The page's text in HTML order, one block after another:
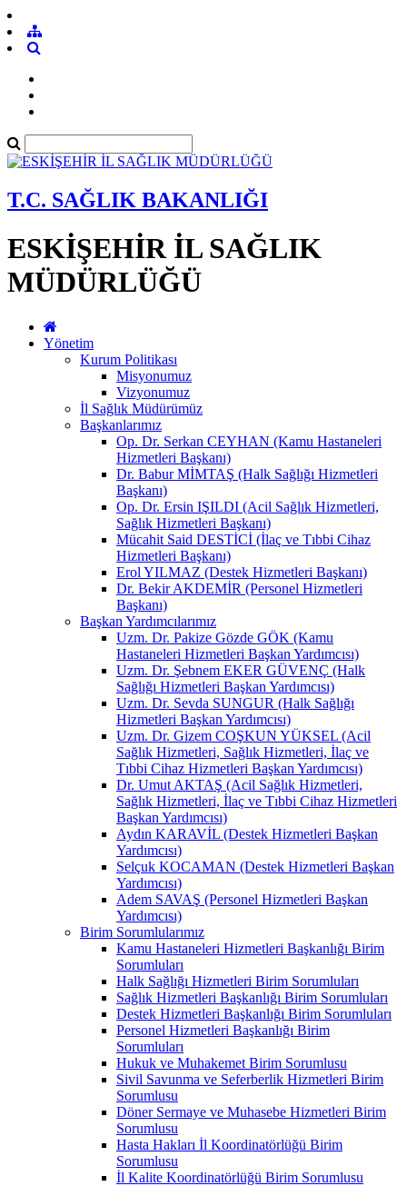
T.C. SAĞLIK BAKANLIĞI
ESKİŞEHİR İL SAĞLIK
MÜDÜRLÜĞÜ
Yönetim
Kurum Politikası
Misyonumuz
Vizyonumuz
İl Sağlık Müdürümüz
Başkanlarımız
Op. Dr. Serkan CEYHAN (Kamu Hastaneleri
Hizmetleri Başkanı)
Dr. Babur MİMTAŞ (Halk Sağlığı Hizmetleri
Başkanı)
Op. Dr. Ersin IŞILDI (Acil Sağlık Hizmetleri,
Sağlık Hizmetleri Başkanı)
Mücahit Said DESTİCİ (İlaç ve Tıbbi Cihaz
Hizmetleri Başkanı)
Erol YILMAZ (Destek Hizmetleri Başkanı)
Dr. Bekir AKDEMİR (Personel Hizmetleri
Başkanı)
Başkan Yardımcılarımız
Uzm. Dr. Pakize Gözde GÖK (Kamu
Hastaneleri Hizmetleri Başkan Yardımcısı)
Uzm. Dr. Şebnem EKER GÜVENÇ (Halk
Sağlığı Hizmetleri Başkan Yardımcısı)
Uzm. Dr. Sevda SUNGUR (Halk Sağlığı
Hizmetleri Başkan Yardımcısı)
Uzm. Dr. Gizem COŞKUN YÜKSEL (Acil
Sağlık Hizmetleri, Sağlık Hizmetleri, İlaç ve
Tıbbi Cihaz Hizmetleri Başkan Yardımcısı)
Dr. Umut AKTAŞ (Acil Sağlık Hizmetleri,
Sağlık Hizmetleri, İlaç ve Tıbbi Cihaz Hizmetleri
Başkan Yardımcısı)
Aydın KARAVİL (Destek Hizmetleri Başkan
Yardımcısı)
Selçuk KOCAMAN (Destek Hizmetleri Başkan
Yardımcısı)
Adem SAVAŞ (Personel Hizmetleri Başkan
Yardımcısı)
Birim Sorumlularımız
Kamu Hastaneleri Hizmetleri Başkanlığı Birim
Sorumluları
Halk Sağlığı Hizmetleri Birim Sorumluları
Sağlık Hizmetleri Başkanlığı Birim Sorumluları
Destek Hizmetleri Başkanlığı Birim Sorumluları
Personel Hizmetleri Başkanlığı Birim
Sorumluları
Hukuk ve Muhakemet Birim Sorumlusu
Sivil Savunma ve Seferberlik Hizmetleri Birim
Sorumlusu
Döner Sermaye ve Muhasebe Hizmetleri Birim
Sorumlusu
Hasta Hakları İl Koordinatörlüğü Birim
Sorumlusu
İl Kalite Koordinatörlüğü Birim Sorumlusu